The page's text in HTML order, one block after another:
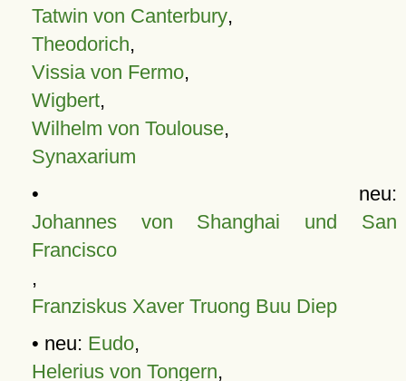
Tatwin von Canterbury,
Theodorich,
Vissia von Fermo,
Wigbert,
Wilhelm von Toulouse,
Synaxarium
• neu:
Johannes von Shanghai und San
Francisco
,
Franziskus Xaver Truong Buu Diep
• neu: Eudo,
Helerius von Tongern,